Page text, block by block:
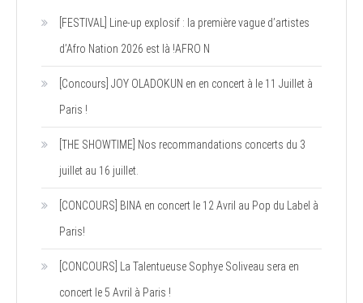
[FESTIVAL] Line-up explosif : la première vague d’artistes
d’Afro Nation 2026 est là !AFRO N
[Concours] JOY OLADOKUN en en concert à le 11 Juillet à
Paris !
[THE SHOWTIME] Nos recommandations concerts du 3
juillet au 16 juillet.
[CONCOURS] BINA en concert le 12 Avril au Pop du Label à
Paris!
[CONCOURS] La Talentueuse Sophye Soliveau sera en
concert le 5 Avril à Paris !